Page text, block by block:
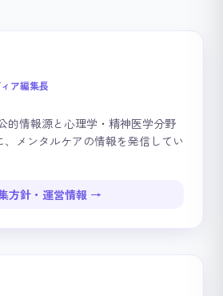
ア編集長
的情報源と心理学・精神医学分野
、メンタルケアの情報を発信してい
方針・運営情報 →